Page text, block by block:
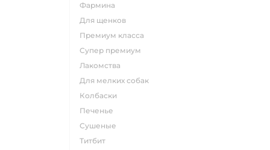
фармина
для щенков
премиум класса
супер премиум
лакомства
для мелких собак
колбаски
печенье
сушеные
титбит